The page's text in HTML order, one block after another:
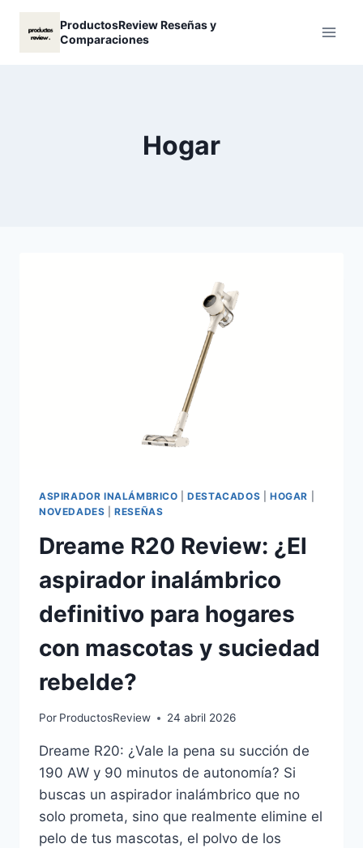
Saltar
contenido
ProductosReview Reseñas y
Comparaciones
Hogar
ASPIRADOR INALÁMBRICO |DESTACADOS |HOGAR
NOVEDADES |RESEÑAS
Dreame R20 Review: ¿El
aspirador inalámbrico
definitivo para hogares
con mascotas y suciedad
rebelde?
Por ProductosReview 24 abril 2026
Dreame R20: ¿Vale la pena su succión de
190 AW y 90 minutos de autonomía? Si
buscas un aspirador inalámbrico que no
solo prometa, sino que realmente elimine el
pelo de tus mascotas, el polvo de los